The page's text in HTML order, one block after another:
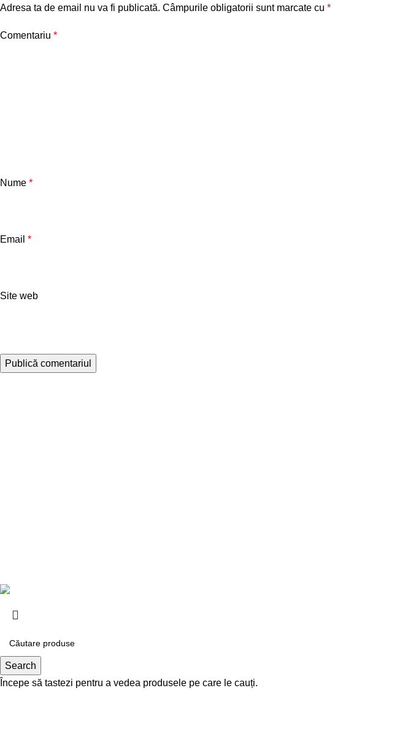
Adresa ta de email nu va fi publicată. Câmpurile obligatorii sunt marcate cu *
Comentariu *
Nume *
Email *
Site web
Search
Începe să tastezi pentru a vedea produsele pe care le cauți.